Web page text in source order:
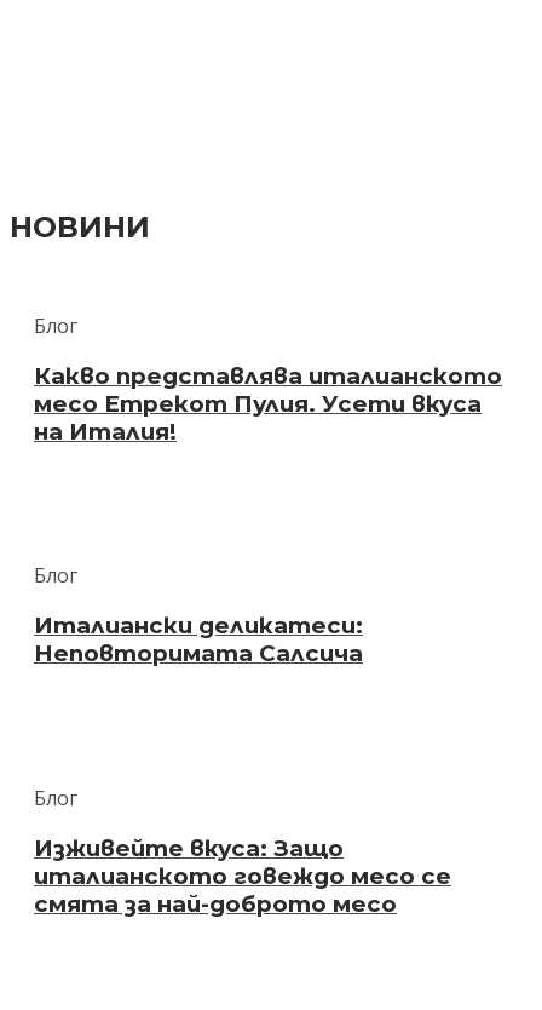
НОВИНИ
Блог
Какво представлява италианското
месо Етрекот Пулия. Усети вкуса
на Италия!
Блог
Италиански деликатеси:
Неповторимата Салсича
Блог
Изживейте вкуса: Защо
италианското говеждо месо се
смята за най-доброто месо